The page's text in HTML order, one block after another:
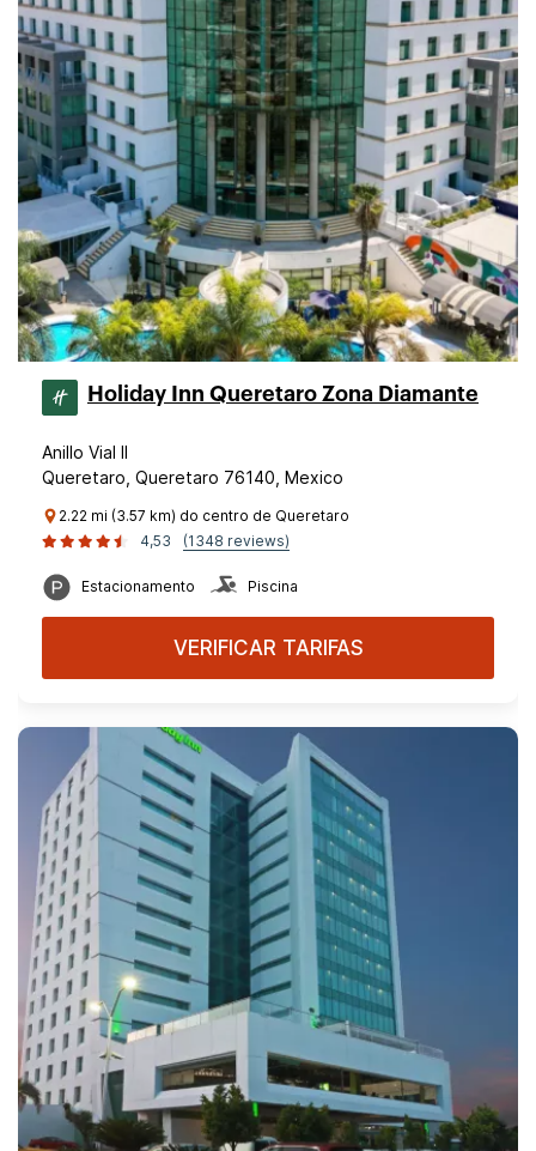
Holiday Inn Queretaro Zona Diamante
Anillo Vial II
Queretaro, Queretaro 76140, Mexico
2.22 mi (3.57 km) do centro de Queretaro
4,53
(1348 reviews)
Estacionamento Piscina
VERIFICAR TARIFAS